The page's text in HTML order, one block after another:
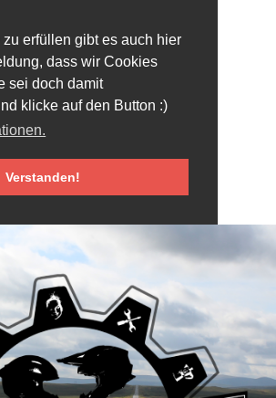
erfüllen gibt es auch hier
dass wir Cookies
sei doch damit
klicke auf den Button :)
Verstanden!